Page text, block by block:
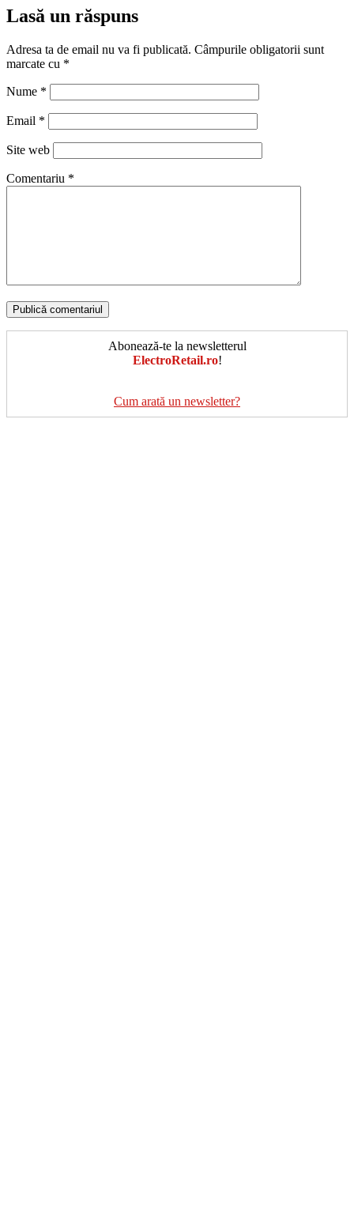
Lasă un răspuns
Adresa ta de email nu va fi publicată. Câmpurile obligatorii sunt
marcate cu *
Nume *
Email *
Site web
Comentariu *
Abonează-te la newsletterul
ElectroRetail.ro!
Cum arată un newsletter?